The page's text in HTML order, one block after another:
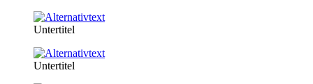
Untertitel
Untertitel